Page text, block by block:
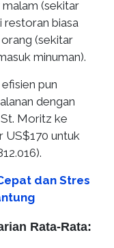
(sekitar
restoran biasa
(sekitar
minuman).
pun
dengan
Moritz ke
US$170 untuk
dan Stres
Rata-Rata: